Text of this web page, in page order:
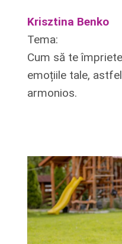
Krisztina Benko
Tema:
Cum să te
emoțiile tale,
armonios.